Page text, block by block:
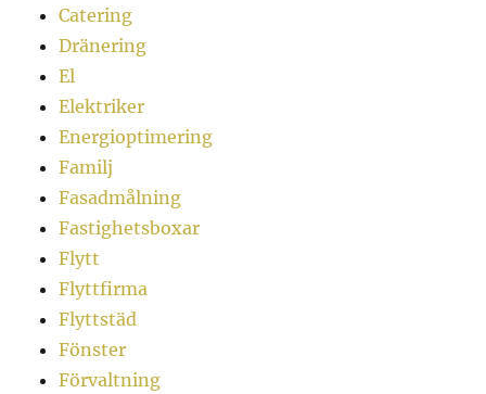
Catering
Dränering
El
Elektriker
Energioptimering
Familj
Fasadmålning
Fastighetsboxar
Flytt
Flyttfirma
Flyttstäd
Fönster
Förvaltning